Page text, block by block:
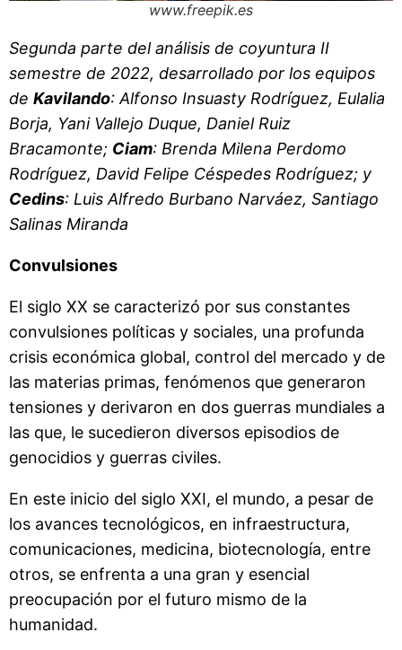
www.freepik.es
Segunda parte del análisis de coyuntura II
semestre de 2022, desarrollado por los equipos
de Kavilando: Alfonso Insuasty Rodríguez, Eulalia
Borja, Yani Vallejo Duque, Daniel Ruiz
Bracamonte; Ciam: Brenda Milena Perdomo
Rodríguez, David Felipe Céspedes Rodríguez; y
Cedins: Luis Alfredo Burbano Narváez, Santiago
Salinas Miranda
Convulsiones
El siglo XX se caracterizó por sus constantes
convulsiones políticas y sociales, una profunda
crisis económica global, control del mercado y de
las materias primas, fenómenos que generaron
tensiones y derivaron en dos guerras mundiales a
las que, le sucedieron diversos episodios de
genocidios y guerras civiles.
En este inicio del siglo XXI, el mundo, a pesar de
los avances tecnológicos, en infraestructura,
comunicaciones, medicina, biotecnología, entre
otros, se enfrenta a una gran y esencial
preocupación por el futuro mismo de la
humanidad.